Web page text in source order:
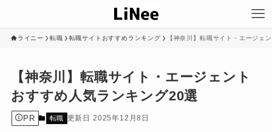
ライニー 転職 転職サイトおすすめランキング 【神奈川】転職サイト・エージェ
【神奈川】転職サイト・エージェント
おすすめ人気ランキング20選
PR 転職 2025年12月8日